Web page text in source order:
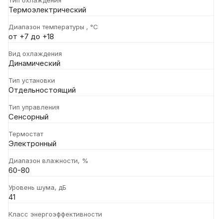
Термоэлектрический
Диапазон температуры , °C
от +7 до +18
Вид охлаждения
Динамический
Тип установки
Отдельностоящий
Тип управления
Сенсорный
Термостат
Электронный
Диапазон влажности, %
60-80
Уровень шума, дБ
41
Класс энергоэффективности